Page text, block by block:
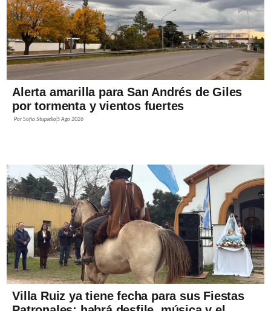
Alerta amarilla para San Andrés de Giles
por tormenta y vientos fuertes
PorSofía Stupiello5 Ago 2026
Villa Ruiz ya tiene fecha para sus Fiestas